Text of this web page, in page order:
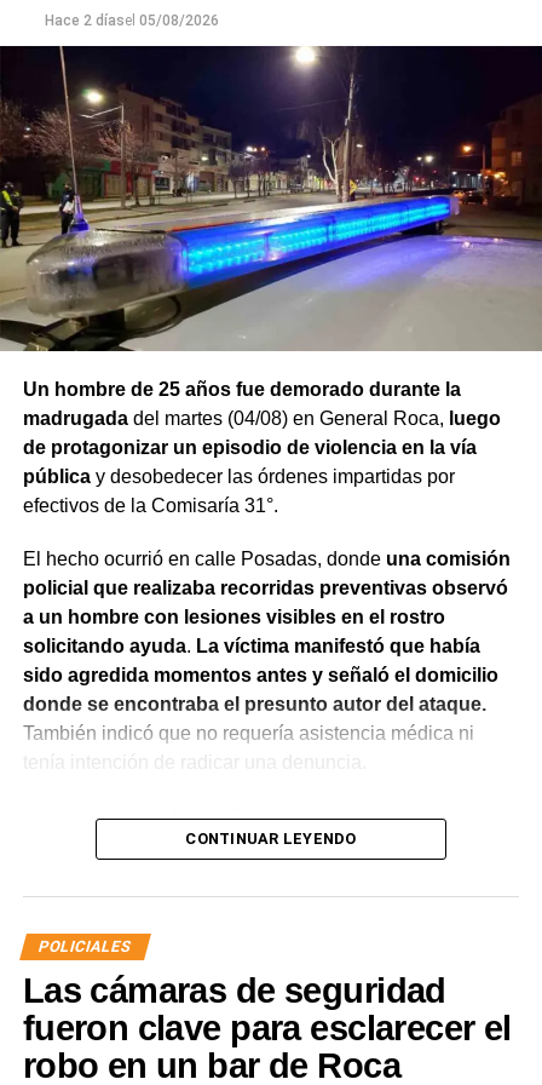
Finalmente,el hombre quedó detenido en el marco de
una causa por los presuntos delitos de daños y
desobediencia judicial
, mientras avanzan las
actuaciones y la verificación de la medida de restricción
de acercamiento señalada por la víctima.
Hace 2 díasel 05/08/2026
Un hombre de 25 años fue demorado durante la
madrugadadel martes (04/08) en General Roca, luego
de protagonizar un episodio de violencia en la vía
públicay desobedecer las órdenes impartidas por
efectivos de la Comisaría 31°.
El hecho ocurrió en calle Posadas, donde una comisión
policial que realizaba recorridas preventivas observó
a un hombre con lesiones visibles en el rostro
solicitando ayuda. La víctima manifestó que había
sido agredida momentos antes y señaló el domicilio
donde se encontraba el presunto autor del ataque.
También indicó que no requería asistencia médica ni
tenía intención de radicar una denuncia.
Al llegar al lugar,los uniformados encontraron a un
hombre que salió de la vivienda en estado de
agresión.Al advertir la presencia de la víctima,intentó
acercarse nuevamente con la aparente intención de
atacarla, por lo que fue interceptado por el personal
policial.
Pese a las órdenes impartidas por los efectivos,el
hombre mantuvo una actitud agresiva e intentó
CONTINUAR LEYENDO
POLICIALES
Las cámaras de seguridad
fueron clave para esclarecer el
robo en un bar de Roca